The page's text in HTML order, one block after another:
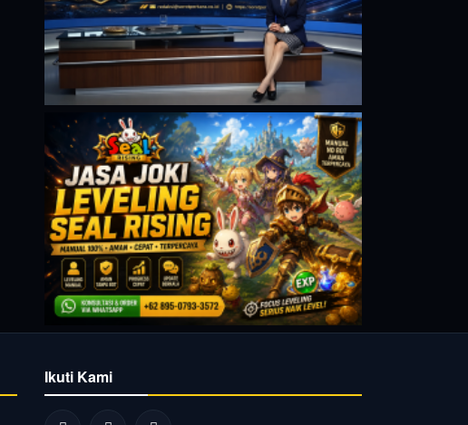
Ikuti Kami